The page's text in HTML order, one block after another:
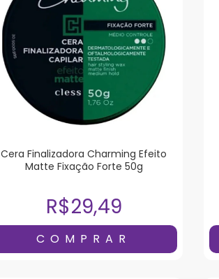
Cera Finalizadora Charming Efeito
Matte Fixação Forte 50g
R$29,49